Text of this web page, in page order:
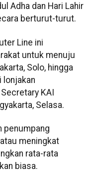
Adha dan Hari Lahir
berturut-turut.
Line ini
untuk menuju
Solo, hingga
lonjakan
KAI
Selasa.
penumpang
meningkat
rata-rata
biasa.